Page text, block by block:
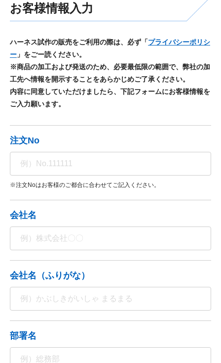
お客様情報入力
ハーネス試作の販売をご利用の際は、必ず「プライバシーポリシ
ー 」をごー読ください。
※商品の加工および発送のため、必要最低限の範囲で、弊社の加
工先へ情報を開示することをあらかじめご了承ください。
内容に同意していただけましたら、下記フォームにお客様情報を
ご入力願います。
注文No
※注文Noはお客様のご都合に合わせてご記入ください。
会社名
会社名（ふりがな）
部署名